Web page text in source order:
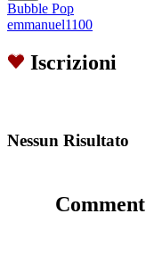
Bubble Pop
emmanuel1100
Iscrizioni
Nessun Risultato
Comment